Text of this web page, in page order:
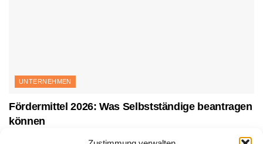
UNTERNEHMEN
Fördermittel 2026: Was Selbstständige beantragen
können